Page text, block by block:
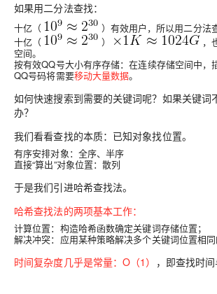
如果用二分法查找：
十亿（ ）有效用户，所以用二分法
十亿（
） ，
空间。
按有效QQ号大小有序存储：在连续存储空间中，
QQ号码将需要移动大量数据。
如何快速搜索到需要的关键词呢？如果关键词
办？
我们看看查找的本质： 已知对象找位置。
有序安排对象：全序、半序
直接“算出”对象位置：散列
于是我们引进哈希查找法。
哈希查找法的两项基本工作：
计算位置：构造哈希函数确定关键词存储位置；
解决冲突：应用某种策略解决多个关键词位置相同
时间复杂度几乎是常量：O（1） ，即查找时间